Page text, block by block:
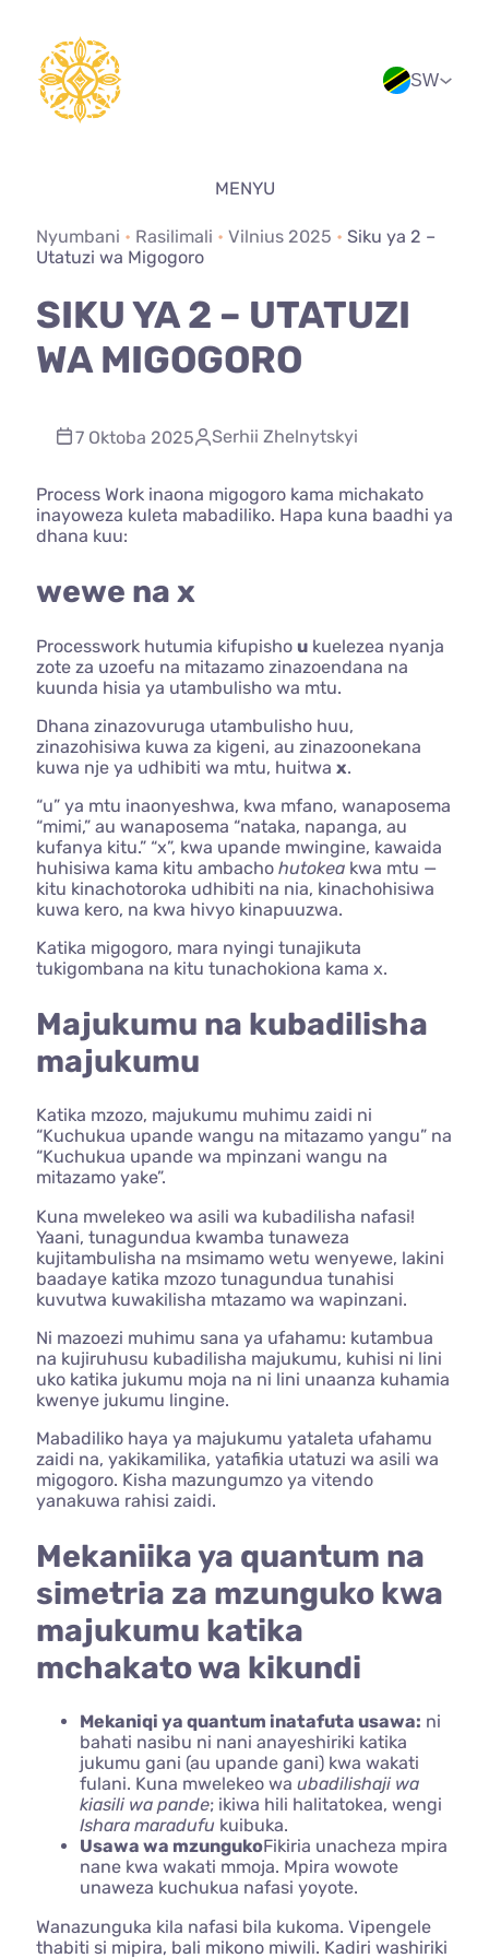
yaliyomo
SW
MENYU
Nyumbani • Rasilimali • Vilnius 2025 • Siku ya 2 –
Utatuzi wa Migogoro
SIKU YA 2 – UTATUZI
WA MIGOGORO
7 Oktoba 2025 Serhii Zhelnytskyi
Process Work inaona migogoro kama michakato
inayoweza kuleta mabadiliko. Hapa kuna baadhi ya
dhana kuu:
wewe na x
Processwork hutumia kifupisho u kuelezea nyanja
zote za uzoefu na mitazamo zinazoendana na
kuunda hisia ya utambulisho wa mtu.
Dhana zinazovuruga utambulisho huu,
zinazohisiwa kuwa za kigeni, au zinazoonekana
kuwa nje ya udhibiti wa mtu, huitwa x.
“u” ya mtu inaonyeshwa, kwa mfano, wanaposema
“mimi,” au wanaposema “nataka, napanga, au
kufanya kitu.” “x”, kwa upande mwingine, kawaida
huhisiwa kama kitu ambacho hutokea kwa mtu —
kitu kinachotoroka udhibiti na nia, kinachohisiwa
kuwa kero, na kwa hivyo kinapuuzwa.
Katika migogoro, mara nyingi tunajikuta
tukigombana na kitu tunachokiona kama x.
Majukumu na kubadilisha
majukumu
Katika mzozo, majukumu muhimu zaidi ni
“Kuchukua upande wangu na mitazamo yangu” na
“Kuchukua upande wa mpinzani wangu na
mitazamo yake”.
Kuna mwelekeo wa asili wa kubadilisha nafasi!
Yaani, tunagundua kwamba tunaweza
kujitambulisha na msimamo wetu wenyewe, lakini
baadaye katika mzozo tunagundua tunahisi
kuvutwa kuwakilisha mtazamo wa wapinzani.
Ni mazoezi muhimu sana ya ufahamu: kutambua
na kujiruhusu kubadilisha majukumu, kuhisi ni lini
uko katika jukumu moja na ni lini unaanza kuhamia
kwenye jukumu lingine.
Mabadiliko haya ya majukumu yataleta ufahamu
zaidi na, yakikamilika, yatafikia utatuzi wa asili wa
migogoro. Kisha mazungumzo ya vitendo
yanakuwa rahisi zaidi.
Mekaniika ya quantum na
simetria za mzunguko kwa
majukumu katika
mchakato wa kikundi
Mekaniqi ya quantum inatafuta usawa: ni
bahati nasibu ni nani anayeshiriki katika
jukumu gani (au upande gani) kwa wakati
fulani. Kuna mwelekeo wa ubadilishaji wa
kiasili wa pande; ikiwa hili halitatokea, wengi
Ishara maradufu kuibuka.
Usawa wa mzungukoFikiria unacheza mpira
nane kwa wakati mmoja. Mpira wowote
unaweza kuchukua nafasi yoyote.
Wanazunguka kila nafasi bila kukoma. Vipengele
thabiti si mipira, bali mikono miwili. Kadiri washiriki